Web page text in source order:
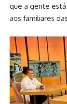
que a gente
aos familiares